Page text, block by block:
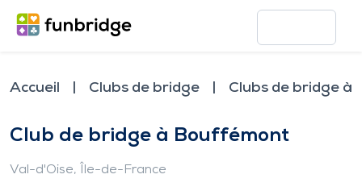
Accueil Clubs de bridge Clubs de bridge à
Club de bridge à Bouffémont
Val-d'Oise, Île-de-France